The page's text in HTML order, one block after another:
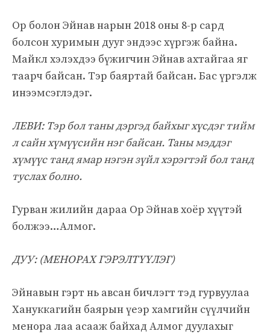
Ор болон Эйнав нарын 2018 оны 8-р сард
болсон хуримын дууг эндээс хүргэж байна.
Майкл хэлэхдээ бүжигчин Эйнав ахтайгаа яг
таарч байсан. Тэр баяртай байсан. Бас үргэлж
инээмсэглэдэг.
ЛЕВИ: Тэр бол таны дэргэд байхыг хүсдэг тийм
л сайн хүмүүсийн нэг байсан. Таны мэддэг
хүмүүс танд ямар нэгэн зүйл хэрэгтэй бол танд
туслах болно.
Гурван жилийн дараа Ор Эйнав хоёр хүүтэй
болжээ…Алмог.
ДУУ: (МЕНОРАХ ГЭРЭЛТҮҮЛЭГ)
Эйнавын гэрт нь авсан бичлэгт тэд гурвуулаа
Хануккагийн баярын үеэр хамгийн сүүлчийн
менора лаа асааж байхад Алмог дуулахыг